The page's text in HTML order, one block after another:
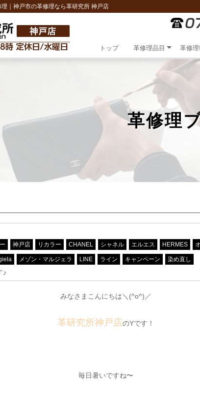
｜神戸市の革修理なら革研究所 神戸店
トップ 革修理品目 革修
革修理
神戸店 リカラー CHANEL シャネル エルエス HERMES
メゾン・マルジェラ LINE ライン キャンペーン 染め直し
♪
みなさまこんにちは＼(^o^)／
革研究所神戸店のYです！
毎日暑いですね〜